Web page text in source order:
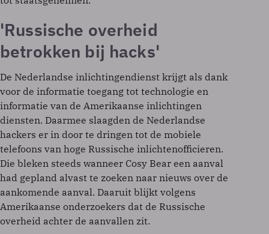
'Russische overheid
betrokken bij hacks'
De Nederlandse inlichtingendienst krijgt als dank
voor de informatie toegang tot technologie en
informatie van de Amerikaanse inlichtingen
diensten. Daarmee slaagden de Nederlandse
hackers er in door te dringen tot de mobiele
telefoons van hoge Russische inlichtenofficieren.
Die bleken steeds wanneer Cosy Bear een aanval
had gepland alvast te zoeken naar nieuws over de
aankomende aanval. Daaruit blijkt volgens
Amerikaanse onderzoekers dat de Russische
overheid achter de aanvallen zit.